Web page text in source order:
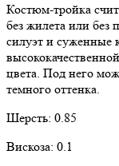
Костюм-тройка
без жилета или
силуэт и суженные
цвета. Под него
темного оттенка.
Шерсть: 0.85
Вискоза: 0.1